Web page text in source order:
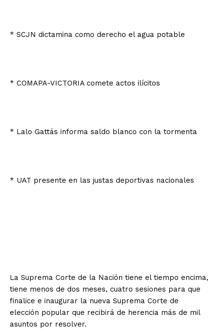
* SCJN dictamina como derecho el agua potable
* COMAPA-VICTORIA comete actos ilícitos
* Lalo Gattás informa saldo blanco con la tormenta
* UAT presente en las justas deportivas nacionales
La Suprema Corte de la Nación tiene el tiempo encima,
tiene menos de dos meses, cuatro sesiones para que
finalice e inaugurar la nueva Suprema Corte de
elección popular que recibirá de herencia más de mil
asuntos por resolver.